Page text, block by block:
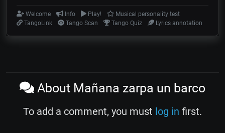
Welcome Info Play!
Musical personality test
TangoLink
Tango Scan Tango Quiz Lyrics annotation
About Mañana zarpa un barco
To add a comment, you must log in first.